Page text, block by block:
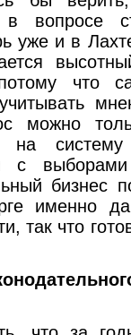
вопросе
уже и в
что
можно
на систему
с
бизнес
именно
так что